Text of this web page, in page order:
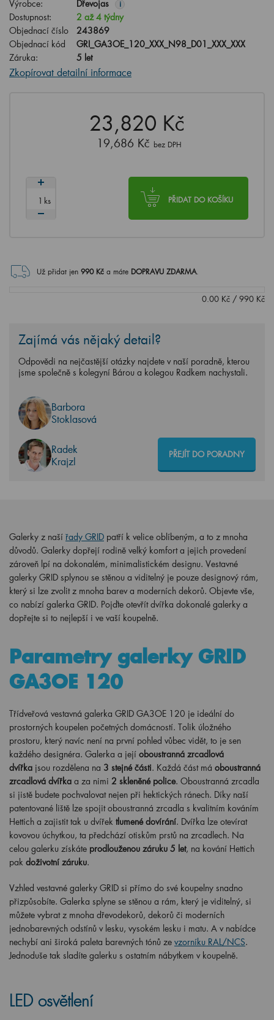
Výrobce: Dřevojas i
Dostupnost:
2 až 4 týdny
Objednací číslo
243869
Objednací kód
GRI_GA3OE_120_XXX_N98_D01_XXX_XXX
Záruka:
5 let
Zkopírovat detailní informace
23,820 Kč
19,686 Kč bez DPH
PŘIDAT DO KOŠÍKU
ks
Už přidat jen 990Kč a máte DOPRAVU ZDARMA.
0.00 Kč / 990 Kč
Zajímá vás nějaký detail?
Odpovědi na nejčastější otázky najdete v naší poradně, kterou
jsme společně s kolegyní Bárou a kolegou Radkem nachystali.
Barbora
Stoklasová
Radek
Krajzl
PŘEJÍT DO PORADNY
Galerky z naší řady GRID patří k velice oblíbeným, a to z mnoha
důvodů. Galerky dopřejí rodině velký komfort a jejich provedení
zároveň lpí na dokonalém, minimalistickém designu. Vestavné
galerky GRID splynou se stěnou a viditelný je pouze designový rám,
který si lze zvolit z mnoha barev a moderních dekorů. Objevte vše,
co nabízí galerka GRID. Pojďte otevřít dvířka dokonalé galerky a
dopřejte si to nejlepší i ve vaší koupelně.
Parametry galerky GRID
GA3OE 120
Třídveřová vestavná galerka GRID GA3OE 120 je ideální do
prostorných koupelen početných domácností. Tolik úložného
prostoru, který navíc není na první pohled vůbec vidět, to je sen
každého designéra. Galerka a její oboustranná zrcadlová
dvířka jsou rozdělena na 3 stejné části. Každá část má oboustranná
zrcadlová dvířka a za nimi 2 skleněné police. Oboustranná zrcadla
si jistě budete pochvalovat nejen při hektických ránech. Díky naší
patentované liště lze spojit oboustranná zrcadla s kvalitním kováním
Hettich a zajistit tak u dvířek tlumené dovírání. Dvířka lze otevírat
kovovou úchytkou, ta předchází otiskům prstů na zrcadlech. Na
celou galerku získáte prodlouženou záruku 5 let, na kování Hettich
pak doživotní záruku.
Vzhled vestavné galerky GRID si přímo do své koupelny snadno
přizpůsobíte. Galerka splyne se stěnou a rám, který je viditelný, si
můžete vybrat z mnoha dřevodekorů, dekorů či moderních
jednobarevných odstínů v lesku, vysokém lesku i matu. A v nabídce
nechybí ani široká paleta barevných tónů ze vzorníku RAL/NCS.
Jednoduše tak sladíte galerku s ostatním nábytkem v koupelně.
LED osvětlení